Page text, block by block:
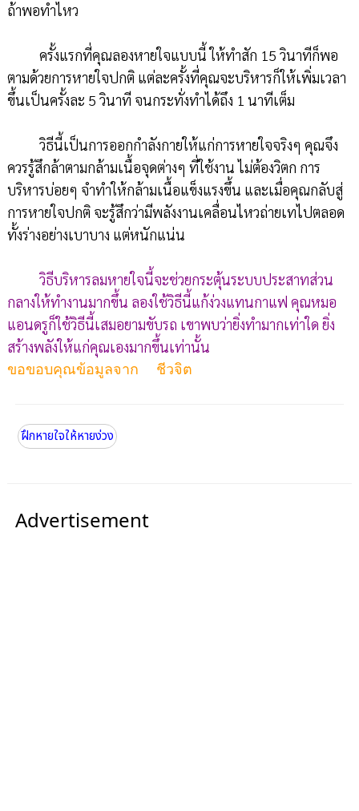
ถ้าพอทำไหว
ครั้งแรกที่คุณลองหายใจแบบนี้ ให้ทำสัก 15 วินาทีก็พอ
ตามด้วยการหายใจปกติ แต่ละครั้งที่คุณจะบริหารก็ให้เพิ่มเวลา
ขึ้นเป็นครั้งละ 5 วินาที จนกระทั่งทำได้ถึง 1 นาทีเต็ม
วิธีนี้เป็นการออกกำลังกายให้แก่การหายใจจริงๆ คุณจึง
ควรรู้สึกล้าตามกล้ามเนื้อจุดต่างๆ ที่ใช้งาน ไม่ต้องวิตก การ
บริหารบ่อยๆ จำทำให้กล้ามเนื้อแข็งแรงขึ้น และเมื่อคุณกลับสู่
การหายใจปกติ จะรู้สึกว่ามีพลังงานเคลื่อนไหวถ่ายเทไปตลอด
ทั้งร่างอย่างเบาบาง แต่หนักแน่น
วิธีบริหารลมหายใจนี้จะช่วยกระตุ้นระบบประสาทส่วน
กลางให้ทำงานมากขึ้น ลองใช้วิธีนี้แก้ง่วงแทนกาแฟ คุณหมอ
แอนดรูก็ใช้วิธีนี้เสมอยามขับรถ เขาพบว่ายิ่งทำมากเท่าใด ยิ่ง
สร้างพลังให้แก่คุณเองมากขึ้นเท่านั้น
ขอขอบคุณข้อมูลจาก  ชีวจิต
ฝึกหายใจให้หายง่วง
Advertisement